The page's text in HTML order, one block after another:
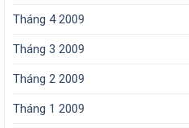
Tháng 4 2009
Tháng 3 2009
Tháng 2 2009
Tháng 1 2009